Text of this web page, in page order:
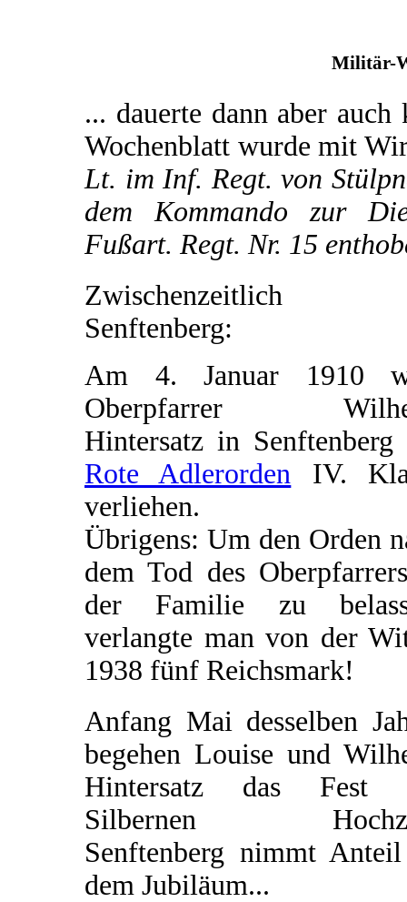
Militär-
... dauerte dann aber
Wochenblatt wurde mit
Lt. im Inf. Regt. von
dem Kommando zur
Fußart. Regt. Nr. 15
Zwischenzeitlich
Senftenberg:
Am 4. Januar 1910
Oberpfarrer
Hintersatz in Senftenberg
Rote Adlerorden IV.
verliehen.
Übrigens: Um den Orden
dem Tod des
der Familie zu
verlangte man von der
1938 fünf Reichsmark!
Anfang Mai desselben
begehen Louise und
Hintersatz das Fest
Silbernen
Senftenberg nimmt
dem Jubiläum...